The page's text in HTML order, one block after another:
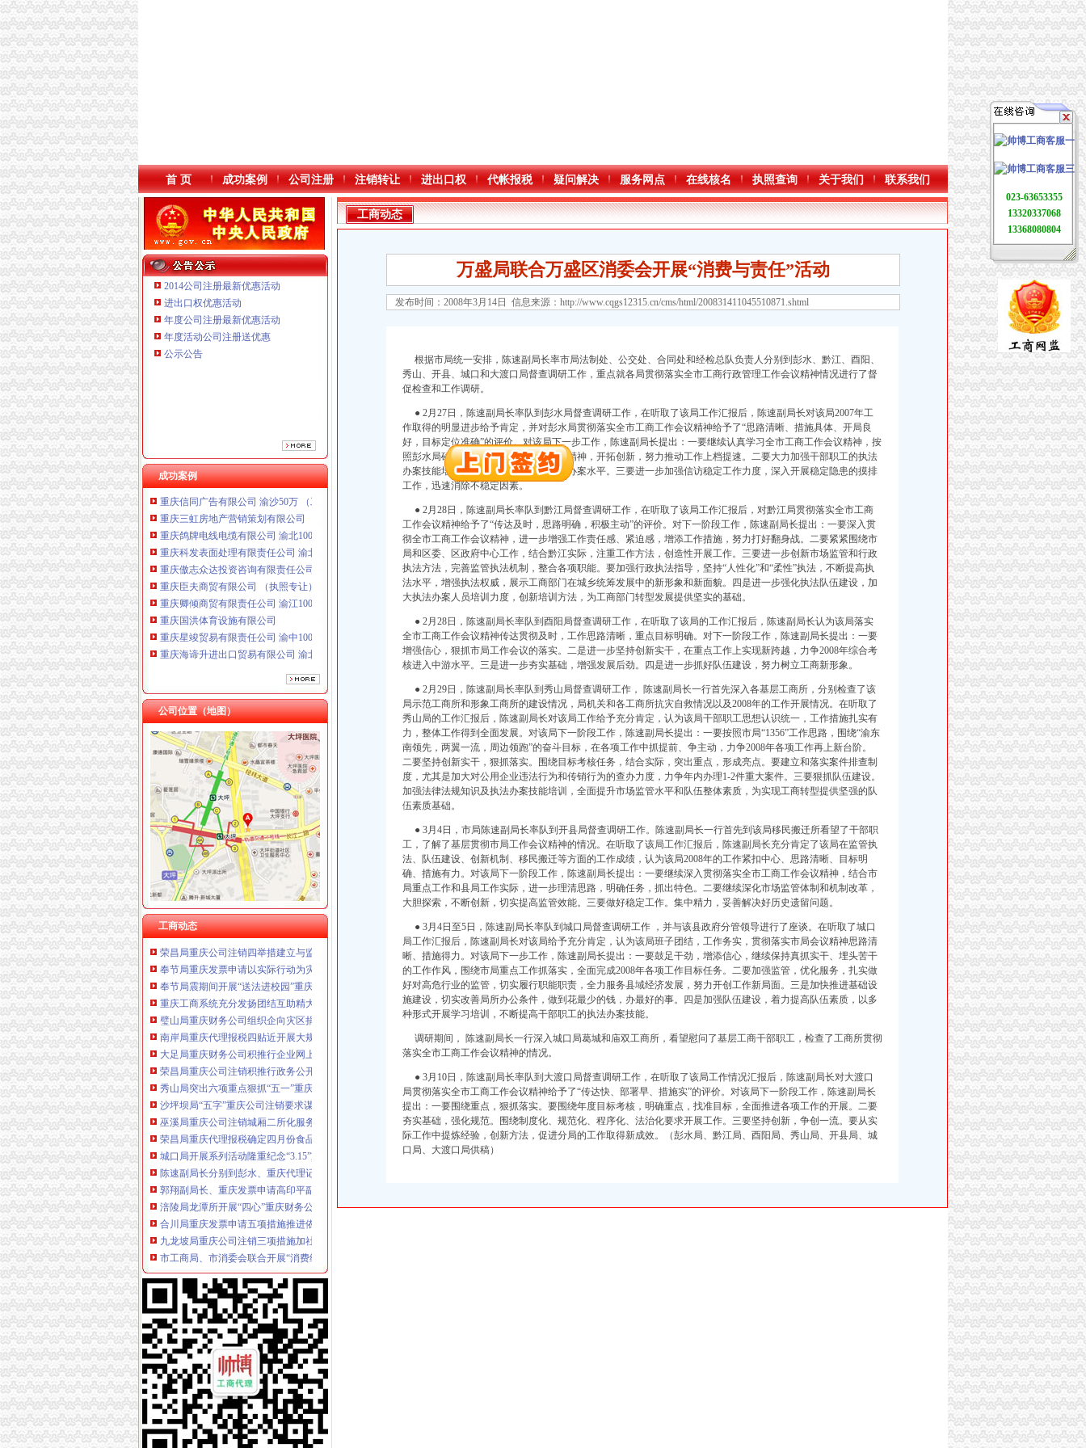
本站导航
首 页 成功案例 公司注册 注销转让 进出口权 代帐报税 疑问解决 服务网点 在线核名 执照查询 关于我们 联系我们
2014公司注册最新优惠活动
进出口权优惠活动
年度公司注册最新优惠活动
年度活动公司注册送优惠
公示公告
成功案例
重庆鸽牌电线电缆有限公司 渝北10010万 (进出口权)
重庆科发表面处理有限责任公司 渝北800万 （进出口权）
重庆海谛升进出口贸易有限公司 渝北100万 （进出口权）
重庆奕欣锦诚商贸有限公司 渝九50万 （工商注册）
重庆信同广告有限公司 渝沙50万 （工商注册）
重庆三虹房地产营销策划有限公司
重庆鸽牌电线电缆有限公司 渝北10010万 (进出口权)
重庆科发表面处理有限责任公司 渝北800万 （进出口权）
重庆傲志众达投资咨询有限责任公司 渝九1000万 （增资）
重庆臣夫商贸有限公司 （执照专让）
重庆卿倾商贸有限责任公司 渝江100万 （工商注册）
重庆国洪体育设施有限公司
重庆星竣贸易有限责任公司 渝中100万 （进出口权）
重庆海谛升进出口贸易有限公司 渝北100万 （进出口权）
重庆奕欣锦诚商贸有限公司 渝九50万 （工商注册）
重庆三虹房地产营销策划有限公司
公司位置（地图）
工商动态
沙坪坝局巧借“三股力”重庆代账公司推进农产品商标培育发展
开县局重庆财务公司四项标准贯彻落实节油节电节能工作要求
万州局重庆分公司注册大力整洗染服务行业
南川局重庆公司注销六项措施化商业贿赂理工作
万州局重庆公司注销四举措壮大三峡劳务经济
巫溪局重庆分公司注册上磺所五项措施力保食品经营户建好购货台帐
沙坪坝局推行“四卡”重庆分公司注册制度努力提升“光工商”形象
我市重庆代理记账28名食用油个体经营户自发组织赈灾物资送往灾区
荣昌局重庆公司注销四举措建立与监管对象联系服务机制
奉节局重庆发票申请以实际行动为灾区献爱心
奉节局震期间开展“送法进校园”重庆财务公司活动受好评
重庆工商系统充分发扬团结互助精大力开展对四川灾区的重庆代理报税援助工作
璧山局重庆财务公司组织企向灾区捐赠食品支援震救灾
南岸局重庆代理报税四贴近开展大规模法制员培训
大足局重庆财务公司积推行企业网上年检工作
荣昌局重庆公司注销积推行政务公开广泛接受群众监督
秀山局突出六项重点狠抓“五一”重庆代理记账市场监管
沙坪坝局“五字”重庆公司注销要求谋划“解放思想、扩大开放”大讨论活动
巫溪局重庆公司注销城厢二所化服务 大力帮扶困难群众就业再就业
荣昌局重庆代理报税确定四月份食品快速检测四大重点
城口局开展系列活动隆重纪念“3.15”重庆分公司注册国际消费者权益保护日
陈速副局长分别到彭水、重庆代理记账黔江、酉、秀山、开县、城口和大渡口局督查调研工作
郭翔副局长、重庆发票申请高印平副巡视员分别到九龙坡、渝北、经开园、潼南、铜梁、梁平、垫江、高新区和经开区局督查调研工作
涪陵局龙潭所开展“四心”重庆财务公司工作服务弱势群体造群众满意工商
合川局重庆发票申请五项措施推进依法行政成效明显
九龙坡局重庆公司注销三项措施加社区建设构建和谐社区
市工商局、市消委会联合开展“消费维权贡献”重庆财务公司评选活动
酉局突出“七抓”重庆公司注销深入开展“红盾护农”保春耕活动
渝中局重庆代账公司多措并举加大产品质量和食品安全监管
涪陵局以“六查”重庆财务公司为主要内容对城区集贸市场开展暗访督查
永川局重庆财务公司加政务信息工作不放松
沙坪坝局重庆公司注销四措并举培育农村经纪人
万州局重庆发票申请三项措施做好央视3.15晚会现场申诉举报处理工作
经开区局重庆进出口权三方面入手推进年检工作
奉节局会同部门联合开展3.15节前市重庆发票申请场检查取得实效
高新园局登记管理科获市2008年度“巾帼文明岗”重庆公司注销荣誉称号
渝北局在区委、重庆分公司注册区年度目标考核中获一等
工商所搭台企业唱戏渝中局重庆代理报税较场口工商所积创新3.15宣活动形式
开县局提高行政执法质量突出五个“坚决落实”重庆公司注销
工商动态
万盛局联合万盛区消委会开展“消费与责任”活动
发布时间：2008年3月14日 信息来源： http://www.cqgs12315.cn/cms/html/200831411045510871.shtml
根据市局统一安排，陈速副局长率市局法制处、公交处、合同处和经检总队负责人分别到彭水、黔江、酉阳、
秀山、开县、城口和大渡口局督查调研工作，重点就各局贯彻落实全市工商行政管理工作会议精神情况进行了督
促检查和工作调研。
● 2月27日，陈速副局长率队到彭水局督查调研工作，在听取了该局工作汇报后，陈速副局长对该局2007年工
作取得的明显进步给予肯定，并对彭水局贯彻落实全市工商工作会议精神给予了“思路清晰、措施具体、开局良
好，目标定位准确”的评价。对该局下一步工作，陈速副局长提出：一要继续认真学习全市工商工作会议精神，按
照彭水局确定的2008年工作思路，振奋精神，开拓创新，努力推动工作上档提速。二要大力加强干部职工的执法
办案技能培训，全面提升干部队伍执法办案水平。三要进一步加强信访稳定工作力度，深入开展稳定隐患的摸排
工作，迅速消除不稳定因素。
● 2月28日，陈速副局长率队到黔江局督查调研工作，在听取了该局工作汇报后，对黔江局贯彻落实全市工商
工作会议精神给予了“传达及时，思路明确，积极主动”的评价。对下一阶段工作，陈速副局长提出：一要深入贯
彻全市工商工作会议精神，进一步增强工作责任感、紧迫感，增添工作措施，努力打好翻身战。二要紧紧围绕市
局和区委、区政府中心工作，结合黔江实际，注重工作方法，创造性开展工作。三要进一步创新市场监管和行政
执法方法，完善监管执法机制，整合各项职能。要加强行政执法指导，坚持“人性化”和“柔性”执法，不断提高执
法水平，增强执法权威，展示工商部门在城乡统筹发展中的新形象和新面貌。四是进一步强化执法队伍建设，加
大执法办案人员培训力度，创新培训方法，为工商部门转型发展提供坚实的基础。
● 2月28日，陈速副局长率队到酉阳局督查调研工作，在听取了该局的工作汇报后，陈速副局长认为该局落实
全市工商工作会议精神传达贯彻及时，工作思路清晰，重点目标明确。对下一阶段工作，陈速副局长提出：一要
增强信心，狠抓市局工作会议的落实。二是进一步坚持创新实干，在重点工作上实现新跨越，力争2008年综合考
核进入中游水平。三是进一步夯实基础，增强发展后劲。四是进一步抓好队伍建设，努力树立工商新形象。
● 2月29日，陈速副局长率队到秀山局督查调研工作， 陈速副局长一行首先深入各基层工商所，分别检查了该
局示范工商所和形象工商所的建设情况，局机关和各工商所抗灾自救情况以及2008年的工作开展情况。在听取了
秀山局的工作汇报后，陈速副局长对该局工作给予充分肯定，认为该局干部职工思想认识统一，工作措施扎实有
力，整体工作得到全面发展。对该局下一阶段工作，陈速副局长提出：一要按照市局“1356”工作思路，围绕“渝东
南领先，两翼一流，周边领跑”的奋斗目标，在各项工作中抓提前、争主动，力争2008年各项工作再上新台阶。
二要坚持创新实干，狠抓落实。围绕目标考核任务，结合实际，突出重点，形成亮点。要建立和落实案件排查制
度，尤其是加大对公用企业违法行为和传销行为的查办力度，力争年内办理1-2件重大案件。三要狠抓队伍建设。
加强法律法规知识及执法办案技能培训，全面提升市场监管水平和队伍整体素质，为实现工商转型提供坚强的队
伍素质基础。
● 3月4日，市局陈速副局长率队到开县局督查调研工作。陈速副局长一行首先到该局移民搬迁所看望了干部职
工，了解了基层贯彻市局工作会议精神的情况。在听取了该局工作汇报后，陈速副局长充分肯定了该局在监管执
法、队伍建设、创新机制、移民搬迁等方面的工作成绩，认为该局2008年的工作紧扣中心、思路清晰、目标明
确、措施有力。对该局下一阶段工作，陈速副局长提出：一要继续深入贯彻落实全市工商工作会议精神，结合市
局重点工作和县局工作实际，进一步理清思路，明确任务，抓出特色。二要继续深化市场监管体制和机制改革，
大胆探索，不断创新，切实提高监管效能。三要做好稳定工作。集中精力，妥善解决好历史遗留问题。
● 3月4日至5日，陈速副局长率队到城口局督查调研工作 ，并与该县政府分管领导进行了座谈。在听取了城口
局工作汇报后，陈速副局长对该局给予充分肯定，认为该局班子团结，工作务实，贯彻落实市局会议精神思路清
晰、措施得力。对该局下一步工作，陈速副局长提出：一要鼓足干劲，增添信心，继续保持真抓实干、埋头苦干
的工作作风，围绕市局重点工作抓落实，全面完成2008年各项工作目标任务。二要加强监管，优化服务，扎实做
好对高危行业的监管，切实履行职能职责，全力服务县域经济发展，努力开创工作新局面。三是加快推进基础设
施建设，切实改善局所办公条件，做到花最少的钱，办最好的事。四是加强队伍建设，着力提高队伍素质，以多
种形式开展学习培训，不断提高干部职工的执法办案技能。
调研期间， 陈速副局长一行深入城口局葛城和庙双工商所，看望慰问了基层工商干部职工，检查了工商所贯彻
落实全市工商工作会议精神的情况。
● 3月10日，陈速副局长率队到大渡口局督查调研工作，在听取了该局工作情况汇报后，陈速副局长对大渡口
局贯彻落实全市工商工作会议精神给予了“传达快、部署早、措施实”的评价。对该局下一阶段工作，陈速副局长
提出：一要围绕重点，狠抓落实。要围绕年度目标考核，明确重点，找准目标，全面推进各项工作的开展。二要
夯实基础，强化规范。围绕制度化、规范化、程序化、法治化要求开展工作。三要坚持创新，争创一流。要从实
际工作中提炼经验，创新方法，促进分局的工作取得新成效。（彭水局、黔江局、酉阳局、秀山局、开县局、城
口局、大渡口局供稿）
023-63653355
13320337068
13368080804